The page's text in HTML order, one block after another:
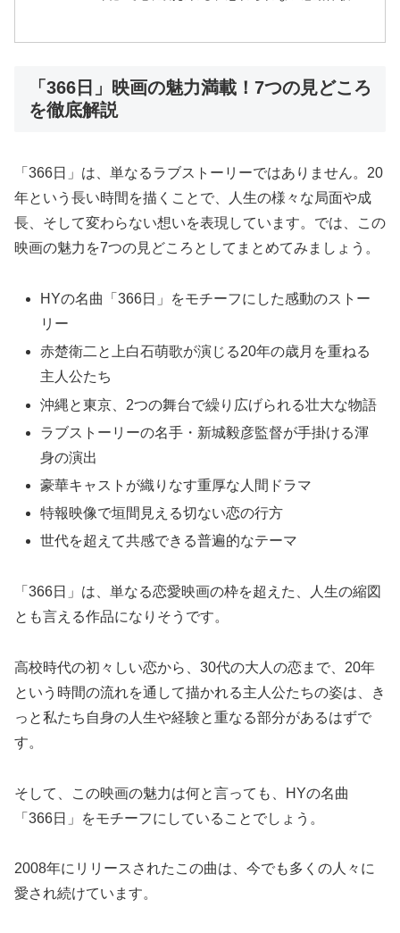
「366日」映画の魅力満載！7つの見どころ
を徹底解説
「366日」は、単なるラブストーリーではありません。20
年という長い時間を描くことで、人生の様々な局面や成
長、そして変わらない想いを表現しています。では、この
映画の魅力を7つの見どころとしてまとめてみましょう。
HYの名曲「366日」をモチーフにした感動のストー
リー
赤楚衛二と上白石萌歌が演じる20年の歳月を重ねる
主人公たち
沖縄と東京、2つの舞台で繰り広げられる壮大な物語
ラブストーリーの名手・新城毅彦監督が手掛ける渾
身の演出
豪華キャストが織りなす重厚な人間ドラマ
特報映像で垣間見える切ない恋の行方
世代を超えて共感できる普遍的なテーマ
「366日」は、単なる恋愛映画の枠を超えた、人生の縮図
とも言える作品になりそうです。
高校時代の初々しい恋から、30代の大人の恋まで、20年
という時間の流れを通して描かれる主人公たちの姿は、き
っと私たち自身の人生や経験と重なる部分があるはずで
す。
そして、この映画の魅力は何と言っても、HYの名曲
「366日」をモチーフにしていることでしょう。
2008年にリリースされたこの曲は、今でも多くの人々に
愛され続けています。